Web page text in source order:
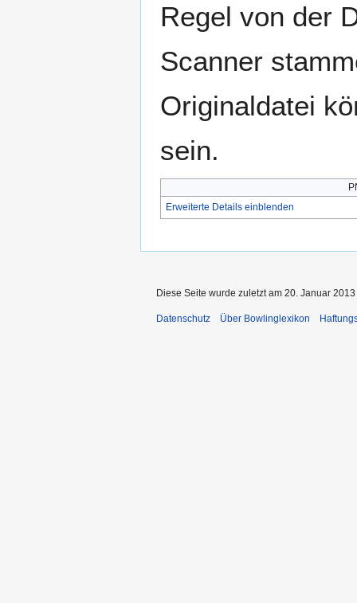
Regel von der
Scanner
Originaldatei
sein.
Erweiterte Details einblenden
Diese Seite wurde zuletzt am 20. Januar
Datenschutz Über Bowlinglexikon